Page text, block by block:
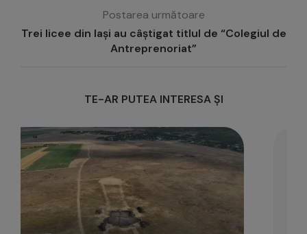
Postarea următoare
Trei licee din Iași au câștigat titlul de “Colegiul de
Antreprenoriat”
TE-AR PUTEA INTERESA ȘI